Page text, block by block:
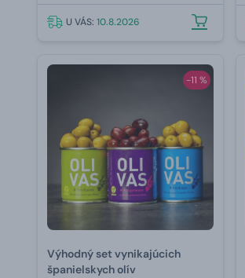
U VÁS: 10.8.2026
-11 %
Výhodný set vynikajúcich
španielskych olív